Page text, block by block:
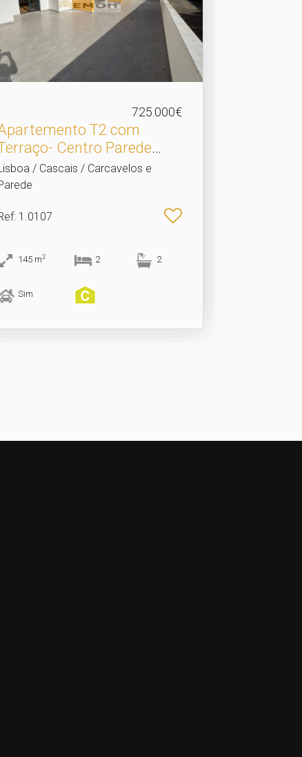
725.000€
T2 com
Centro Parede
/ Cascais / Carcavelos e
: 1.0107
145 m2 2 2
Sim